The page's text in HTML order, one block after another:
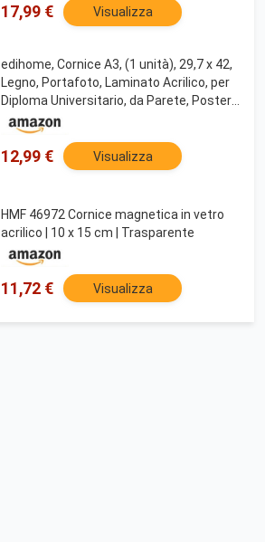
17,99 € Visualizza
edihome, Cornice A3, (1 unità), 29,7 x 42,
Legno, Portafoto, Laminato Acrilico, per
Diploma Universitario, da Parete, Poster,
Cornici, per Quadri (Nero, 1 unità)
12,99 € Visualizza
HMF 46972 Cornice magnetica in vetro
acrilico | 10 x 15 cm | Trasparente
11,72 € Visualizza